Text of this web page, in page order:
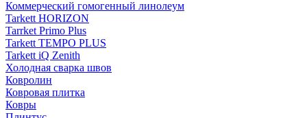
Коммерческий гомогенный линолеум
Tarkett HORIZON
Tarrket Primo Plus
Tarkett TEMPO PLUS
Tarkett iQ Zenith
Холодная сварка швов
Ковролин
Ковровая плитка
Ковры